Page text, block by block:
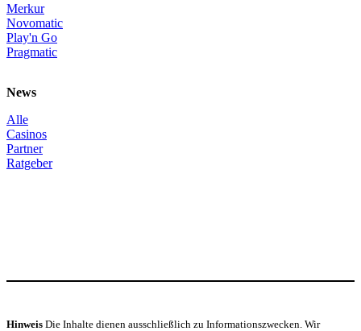
Merkur
Novomatic
Play'n Go
Pragmatic
News
Alle
Casinos
Partner
Ratgeber
Hinweis Die Inhalte dienen ausschließlich zu Informationszwecken. Wir